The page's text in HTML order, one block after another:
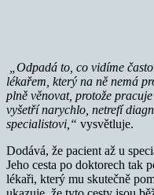
„Odpadá to, co vidíme
lékařem, který na ně nemá
plně věnovat, protože
vyšetří narychlo, netrefí
specialistovi,“ vysvětluje.
Dodává, že pacient až u
Jeho cesta po doktorech tak
lékaři, který mu skutečně